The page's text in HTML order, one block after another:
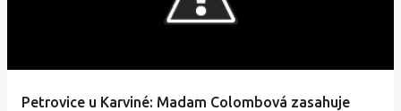
Petrovice u Karviné: Madam Colombová zasahuje